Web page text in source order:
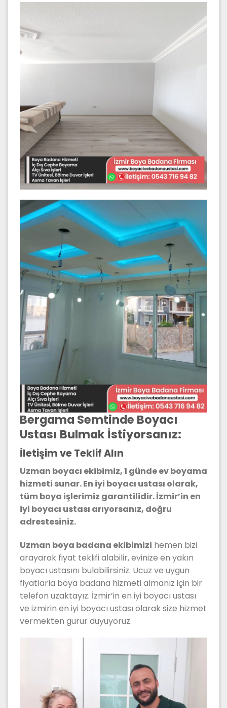
Bergama Semtinde Boyacı
Ustası Bulmak İstiyorsanız:
İletişim ve Teklif Alın
Uzman boyacı ekibimiz, 1 günde ev boyama
hizmeti sunar. En iyi boyacı ustası olarak,
tüm boya işlerimiz garantilidir. İzmir’in en
iyi boyacı ustası arıyorsanız, doğru
adrestesiniz.
Uzman boya badana ekibimizi hemen bizi
arayarak fiyat teklifi alabilir, evinize en yakın
boyacı ustasını bulabilirsiniz. Ucuz ve uygun
fiyatlarla boya badana hizmeti almanız için bir
telefon uzaktayız. İzmir’in en iyi boyacı ustası
ve izmirin en iyi boyacı ustası olarak size hizmet
vermekten gurur duyuyoruz.